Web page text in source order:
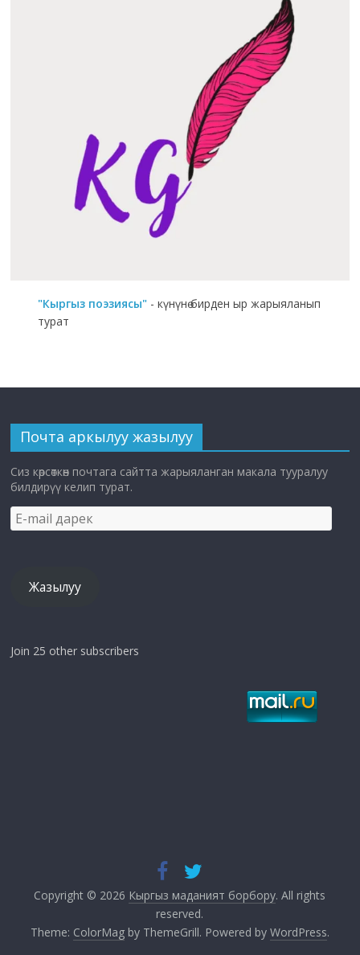
"Кыргыз поэзиясы" - күнүнө бирден ыр жарыяланып
турат
Почта аркылуу жазылуу
Сиз көрсөткөн почтага сайтта жарыяланган макала тууралуу
билдирүү келип турат.
E-
mail
Жазылуу
Join 25 other subscribers
Copyright © 2026 Кыргыз маданият борбору. All rights
reserved.
Theme: ColorMagby ThemeGrill. Powered by WordPress.